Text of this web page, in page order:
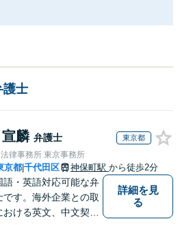
護士
麟 弁護士 東京都
律事務所 東京事務所
京都 千代田区 神保町駅 から徒歩2分
語・英語対応可能な弁
です。海外企業との取
おける英文、中文契約
詳細を見
る